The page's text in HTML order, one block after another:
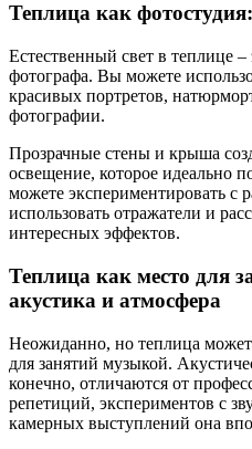
Теплица как
Естественный свет в теплице
фотографа. Вы можете
красивых портретов,
фотографии.
Прозрачные стены и крыша
освещение, которое идеально
можете экспериментировать с
использовать отражатели и
интересных эффектов.
Теплица как место для
акустика и атмосфера
Неожиданно, но теплица
для занятий музыкой.
конечно, отличаются от
репетиций, экспериментов с
камерных выступлений она